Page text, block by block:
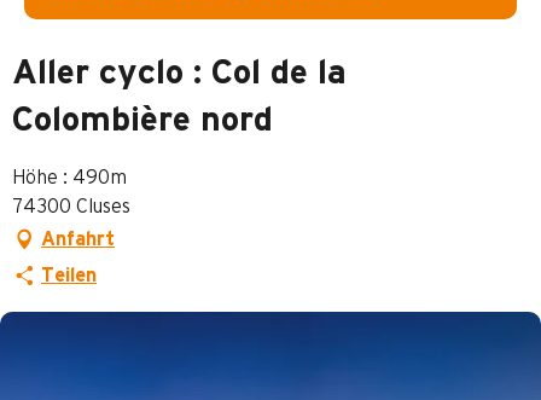
Aller cyclo : Col de la
Colombière nord
Höhe : 490m
74300 Cluses
Anfahrt
Teilen